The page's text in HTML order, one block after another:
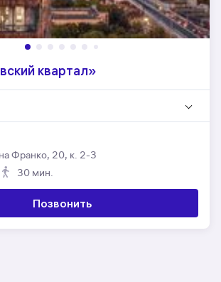
квартал»
Франко, 20, к. 2-3
30 мин.
Позвонить